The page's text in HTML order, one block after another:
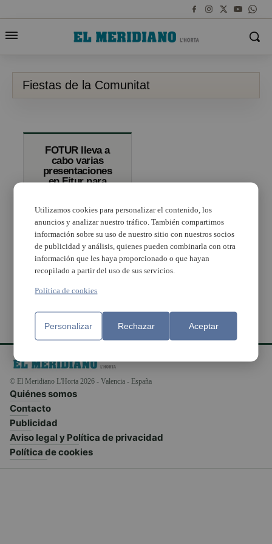
Fiestas de la Comunitat
FOTUR lleva a
cabo varias
presentaciones
en Fitur para
música, fiestas
populares y la
gastronomía de
la Comunitat
Valenciana
© El Meridiano L'Horta 2026 - Valencia - España
Quiénes somos
Contacto
Publicidad
Aviso legal y Política de privacidad
Política de cookies
Utilizamos cookies para personalizar el contenido, los
anuncios y analizar nuestro tráfico. También compartimos
información sobre su uso de nuestro sitio con nuestros socios
de publicidad y análisis, quienes pueden combinarla con otra
información que les haya proporcionado o que hayan
recopilado a partir del uso de sus servicios.
Política de cookies
Personalizar Rechazar Aceptar